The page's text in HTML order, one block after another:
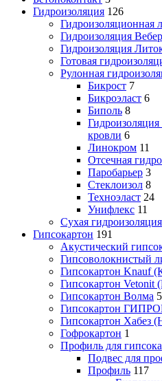
Гидроизоляция 126
Гидроизоляционная
Гидроизоляция
Гидроизоляция
Готовая
Рулонная
Бикрост 7
Бикроэласт 6
Биполь 8
кровли 6
Линокром 11
Отсечная
Паробарьер 3
Стеклоизол 8
Техноэласт 24
Унифлекс 11
Сухая гидроизоляция
Гипсокартон 191
Акустический
Гипсоволокнистый
Гипсокартон Knauf
Гипсокартон Vetonit
Гипсокартон Волма 5
Гипсокартон
Гипсокартон Хабез
Гофрокартон 1
Профиль для
Подвес для
Профиль 117